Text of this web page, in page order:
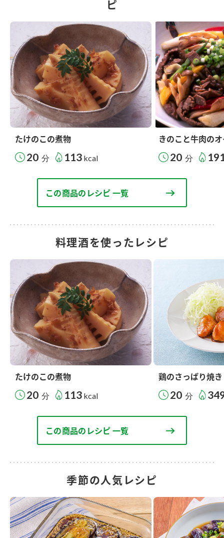
ピ
たけのこの煮物
20 分 113 kcal
きのこと牛肉の
20 分
この商品のレシピ 一覧
料理酒を使ったレシピ
たけのこの煮物
20 分 113 kcal
鶏のさっぱり焼き
20 分
この商品のレシピ 一覧
季節の人気レシピ